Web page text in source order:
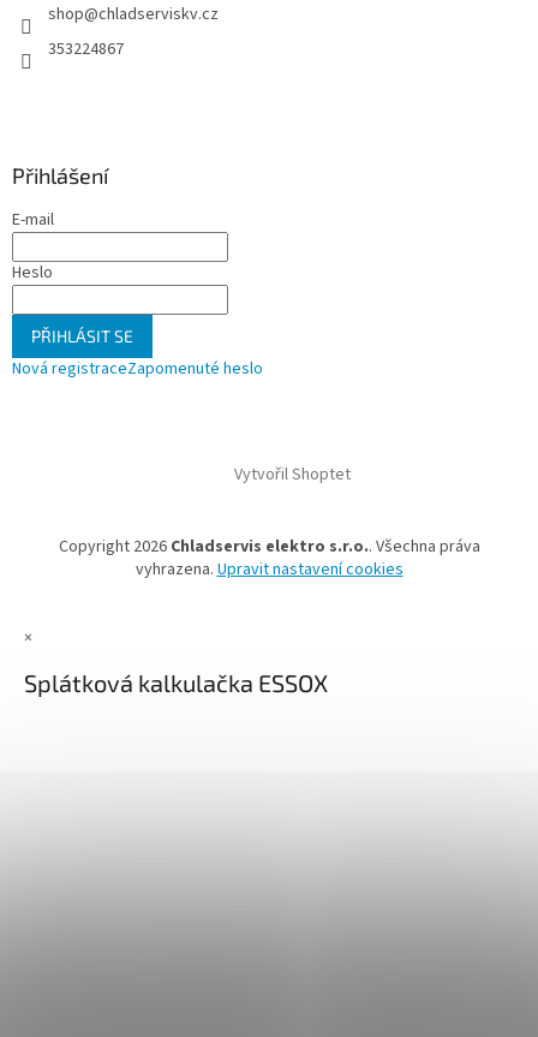
shop@chladserviskv.cz
353224867
Přihlášení
E-mail
Heslo
PŘIHLÁSIT SE
Nová registraceZapomenuté heslo
Vytvořil Shoptet
Copyright 2026 Chladservis elektro s.r.o.. Všechna práva
vyhrazena. Upravit nastavení cookies
×
Splátková kalkulačka ESSOX